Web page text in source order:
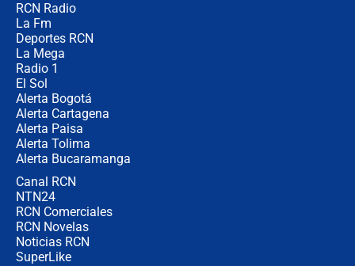
RCN Radio
La Fm
Deportes RCN
La Mega
Radio 1
El Sol
Alerta Bogotá
Alerta Cartagena
Alerta Paisa
Alerta Tolima
Alerta Bucaramanga
Canal RCN
NTN24
RCN Comerciales
RCN Novelas
Noticias RCN
SuperLike